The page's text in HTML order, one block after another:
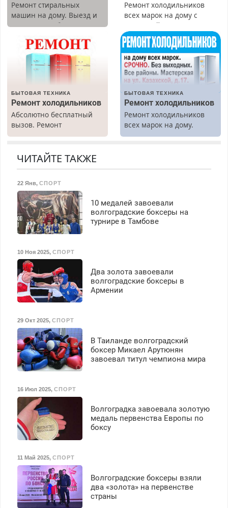
Ремонт стиральных
машин на дому. Выезд и
диагностика бесплатно.
Ремонт холодильников
всех марок на дому с
гарантией. Замена
резины. Качественно.
Недорого. Без выходных.
Все районы. Скидка.
Вызов бесплатный.
БЫТОВАЯ ТЕХНИКА
Ремонт холодильников
Абсолютно бесплатный
вызов. Ремонт
холодильников всех
гарантией. Все р-ны.
40%. Мастер со стажем.
БЫТОВАЯ ТЕХНИКА
Ремонт холодильников
Ремонт холодильников
всех марок на дому.
ЧИТАЙТЕ ТАКЖЕ
22 Янв, СПОРТ
10 медалей завоевали
волгоградские боксеры на
турнире в Тамбове
10 Ноя 2025, СПОРТ
Два золота завоевали
волгоградские боксеры в
Армении
29 Окт 2025, СПОРТ
В Таиланде волгоградский
боксер Микаел Арутюнян
завоевал титул чемпиона мира
16 Июл 2025, СПОРТ
Волгоградка завоевала золотую
медаль первенства Европы по
боксу
11 Май 2025, СПОРТ
Волгоградские боксеры взяли
два «золота» на первенстве
страны